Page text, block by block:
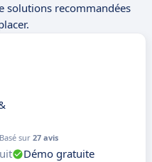
solutions recommandées
Basé sur 27 avis
Démo gratuite